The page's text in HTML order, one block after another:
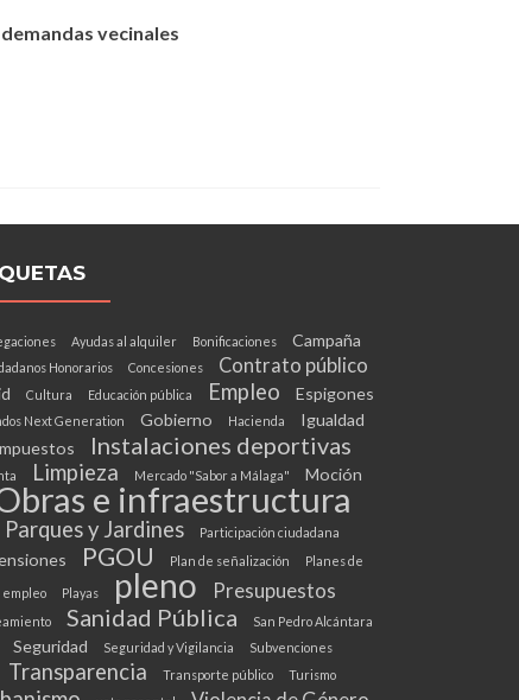
vecinales
Ayudas al alquiler Bonificaciones Campaña
Honorarios Concesiones Contrato público
Cultura Educación pública Empleo Espigones
Next Generation Gobierno Hacienda
Igualdad
Instalaciones deportivas
Limpieza Mercado "Sabor a Málaga" Moción
e infraestructura
Parques y Jardines Participación ciudadana
PGOU Plan de señalización Planes de
empleo Playas pleno Presupuestos
Sanidad Pública San Pedro Alcántara
Seguridad Seguridad y Vigilancia Subvenciones
Transparencia Transporte público Turismo